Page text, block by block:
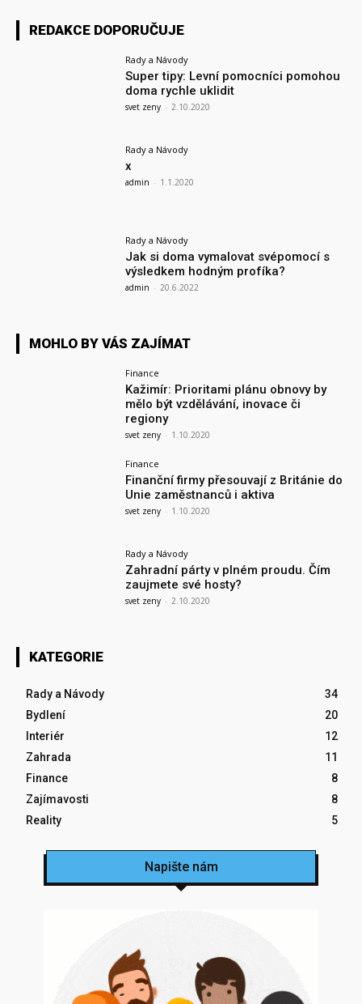
REDAKCE DOPORUČUJE
Rady a Návody
Super tipy: Levní pomocníci pomohou
doma rychle uklidit
svet zeny - 2.10.2020
Rady a Návody
x
admin - 1.1.2020
Rady a Návody
Jak si doma vymalovat svépomocí s
výsledkem hodným profíka?
admin - 20.6.2022
MOHLO BY VÁS ZAJÍMAT
Finance
Kažimír: Prioritami plánu obnovy by
mělo být vzdělávání, inovace či
regiony
svet zeny - 1.10.2020
Finance
Finanční firmy přesouvají z Británie do
Unie zaměstnanců i aktiva
svet zeny - 1.10.2020
Rady a Návody
Zahradní párty v plném proudu. Čím
zaujmete své hosty?
svet zeny - 2.10.2020
KATEGORIE
Rady a Návody
34
Bydlení
20
Interiér
12
Zahrada
11
Finance
8
Zajímavosti
8
Reality
5
Napište nám